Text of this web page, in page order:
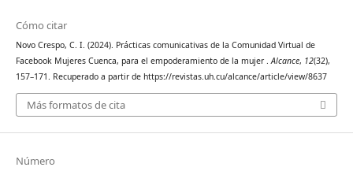
Cómo citar
Novo Crespo, C. I. (2024). Prácticas comunicativas de la Comunidad Virtual de
Facebook Mujeres Cuenca, para el empoderamiento de la mujer .Alcance, 12(32),
157–171. Recuperado a partir de https://revistas.uh.cu/alcance/article/view/8637
Más formatos de cita
Número